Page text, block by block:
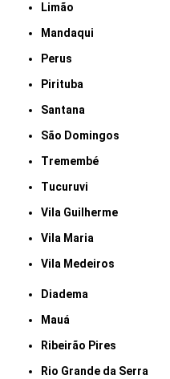
Limão
Mandaqui
Perus
Pirituba
Santana
São Domingos
Tremembé
Tucuruvi
Vila Guilherme
Vila Maria
Vila Medeiros
Diadema
Mauá
Ribeirão Pires
Rio Grande da Serra